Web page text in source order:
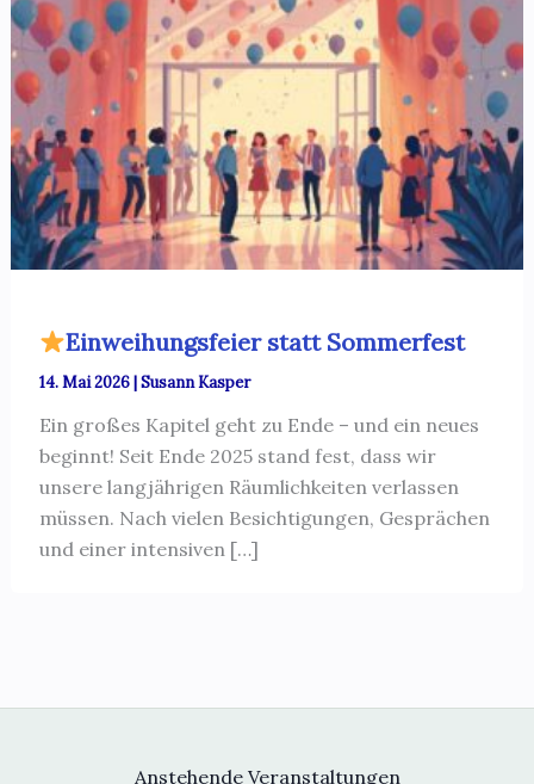
Einweihungsfeier statt Sommerfest
14. Mai 2026|Susann Kasper
Ein großes Kapitel geht zu Ende – und ein neues
beginnt! Seit Ende 2025 stand fest, dass wir
unsere langjährigen Räumlichkeiten verlassen
müssen. Nach vielen Besichtigungen, Gesprächen
und einer intensiven […]
Anstehende Veranstaltungen